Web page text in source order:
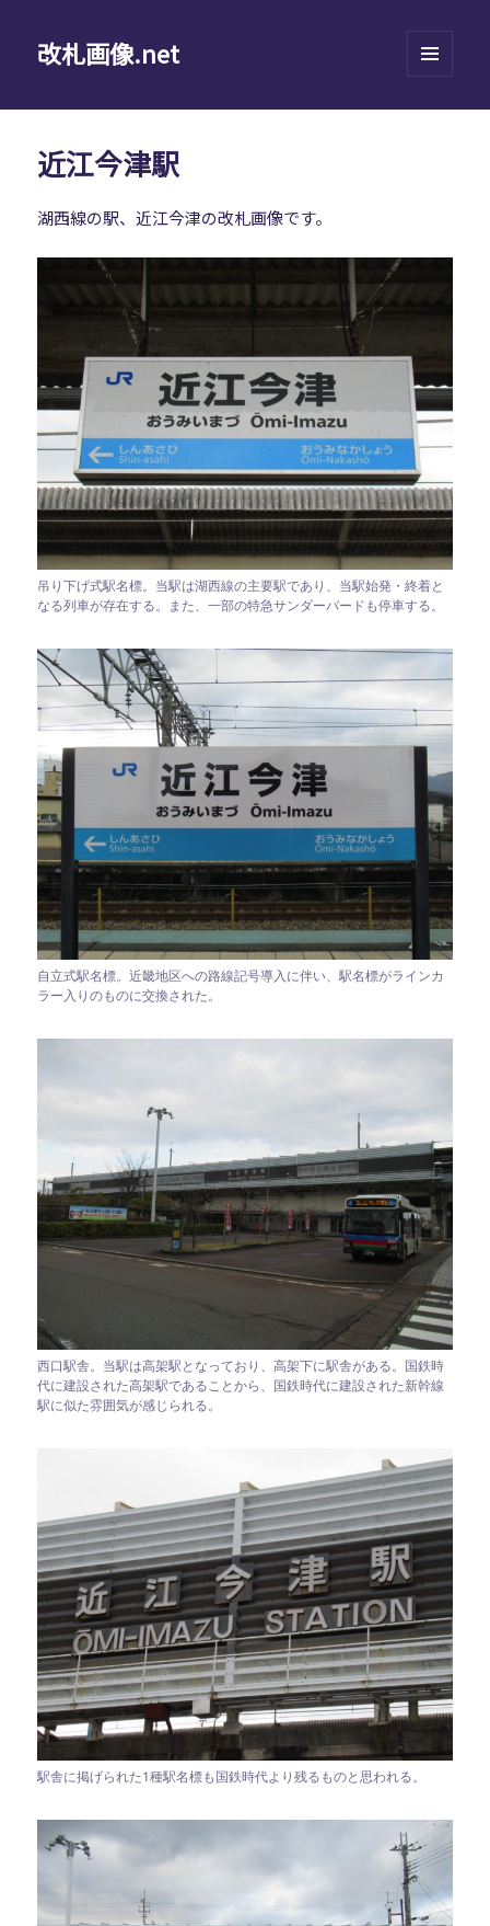
改札画像.net
ーとウ
近江今津駅
湖西線の駅、近江今津の改札画像です。
吊り下げ式駅名標。当駅は湖西線の主要駅であり、当駅始発・終着と
なる列車が存在する。また、一部の特急サンダーバードも停車する。
自立式駅名標。近畿地区への路線記号導入に伴い、駅名標がラインカ
ラー入りのものに交換された。
西口駅舎。当駅は高架駅となっており、高架下に駅舎がある。国鉄時
代に建設された高架駅であることから、国鉄時代に建設された新幹線
駅に似た雰囲気が感じられる。
駅舎に掲げられた1種駅名標も国鉄時代より残るものと思われる。